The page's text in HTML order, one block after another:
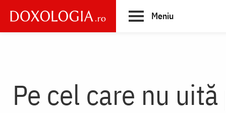
main
Meniu
Pe cel care nu